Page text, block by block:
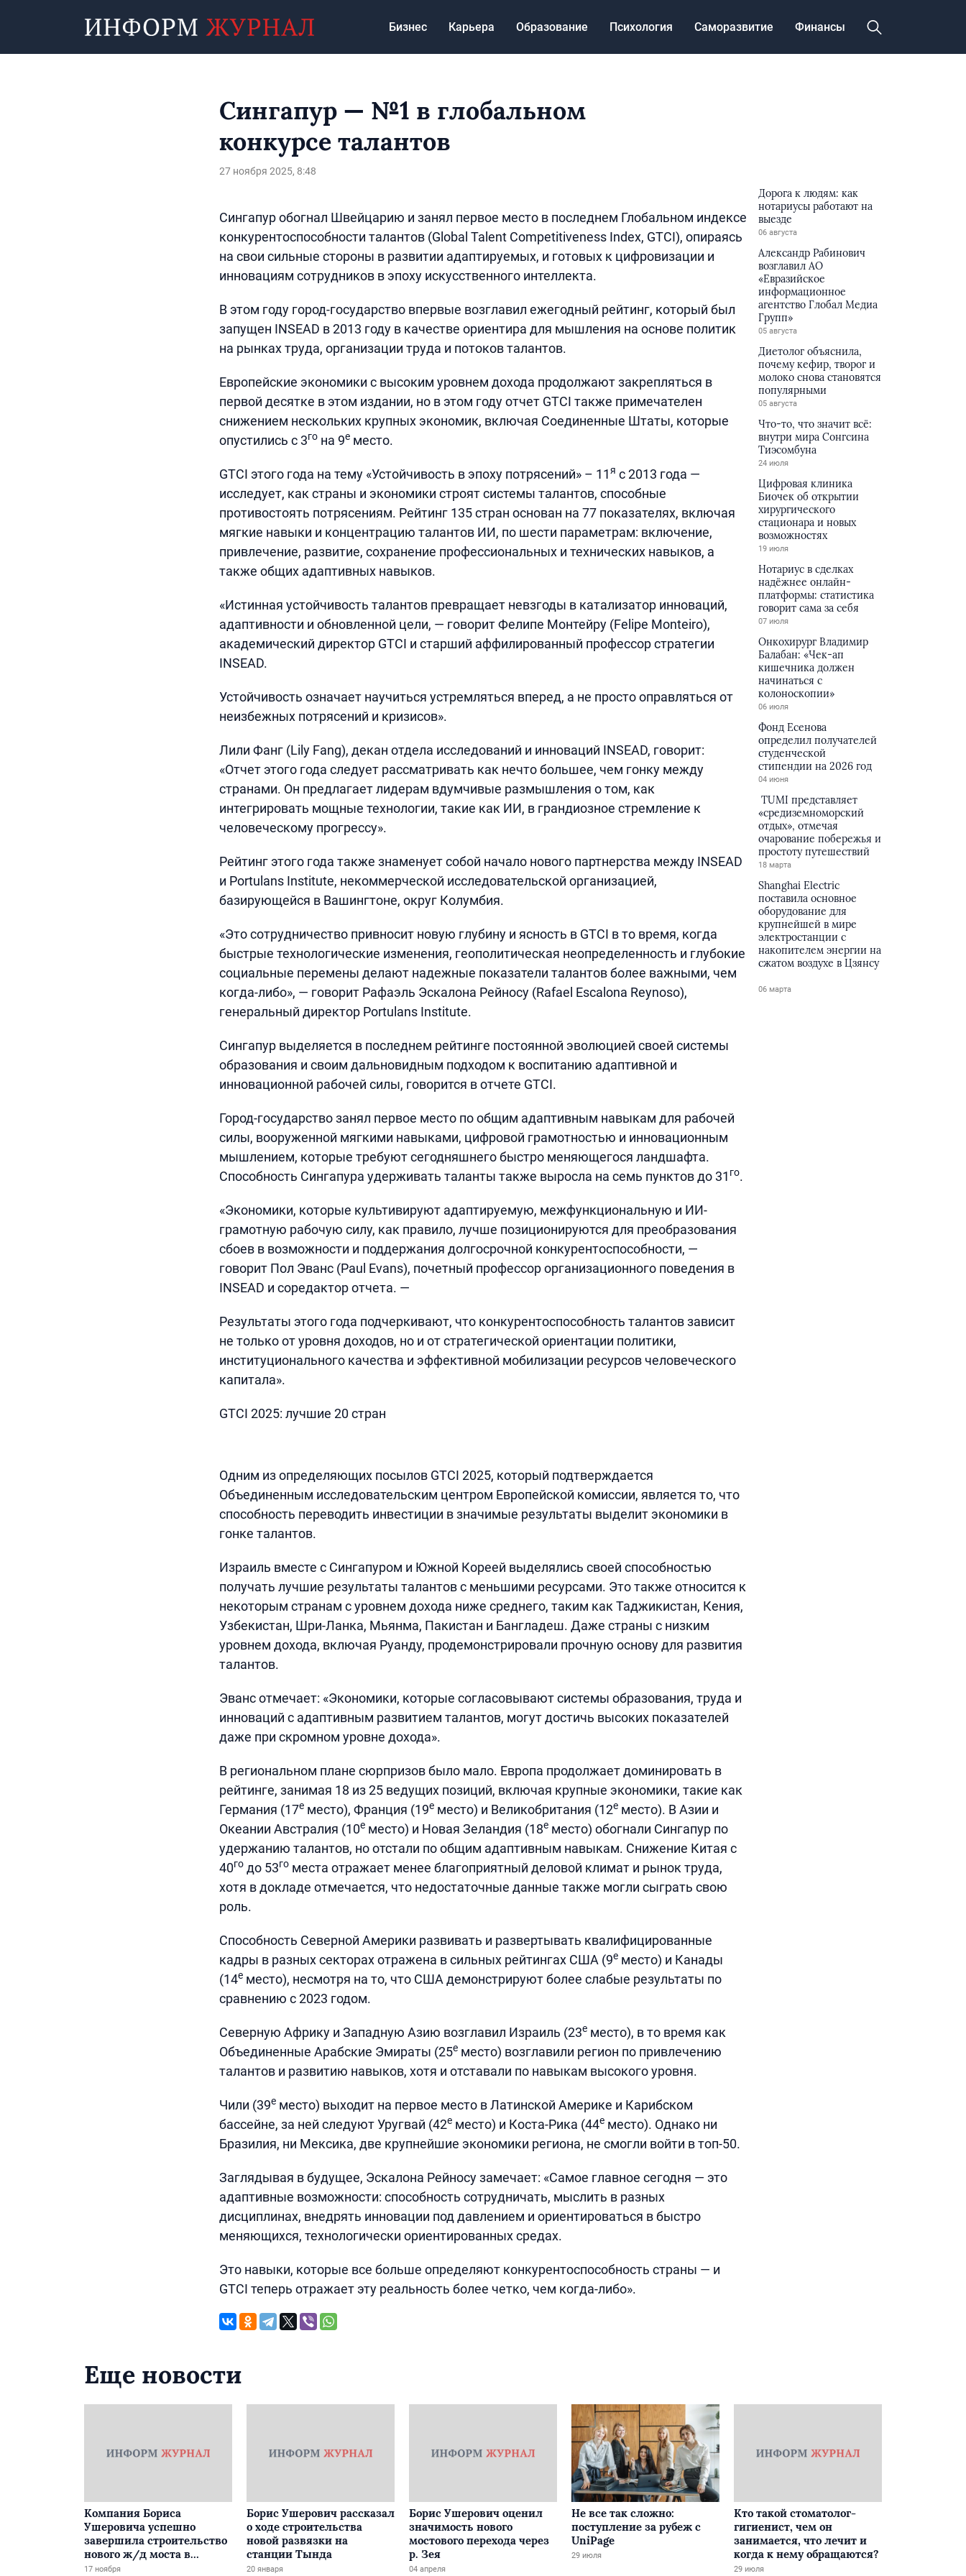
Бизнес Карьера Образование Психология Саморазвитие Финансы
Сингапур — №1 в глобальном
конкурсе талантов
27 ноября 2025, 8:48
Сингапур обогнал Швейцарию и занял первое место в последнем Глобальном индексе
конкурентоспособности талантов (Global Talent Competitiveness Index, GTCI), опираясь
на свои сильные стороны в развитии адаптируемых, и готовых к цифровизации и
инновациям сотрудников в эпоху искусственного интеллекта.
В этом году город-государство впервые возглавил ежегодный рейтинг, который был
запущен INSEAD в 2013 году в качестве ориентира для мышления на основе политик
на рынках труда, организации труда и потоков талантов.
Европейские экономики с высоким уровнем дохода продолжают закрепляться в
первой десятке в этом издании, но в этом году отчет GTCI также примечателен
снижением нескольких крупных экономик, включая Соединенные Штаты, которые
опустились с 3гона 9еместо.
GTCI этого года на тему «Устойчивость в эпоху потрясений» – 11я с 2013 года —
исследует, как страны и экономики строят системы талантов, способные
противостоять потрясениям. Рейтинг 135 стран основан на 77 показателях, включая
мягкие навыки и концентрацию талантов ИИ, по шести параметрам: включение,
привлечение, развитие, сохранение профессиональных и технических навыков, а
также общих адаптивных навыков.
«Истинная устойчивость талантов превращает невзгоды в катализатор инноваций,
адаптивности и обновленной цели, — говорит Фелипе Монтейру (Felipe Monteiro),
академический директор GTCI и старший аффилированный профессор стратегии
INSEAD.
Устойчивость означает научиться устремляться вперед, а не просто оправляться от
неизбежных потрясений и кризисов».
Лили Фанг (Lily Fang), декан отдела исследований и инноваций INSEAD, говорит:
«Отчет этого года следует рассматривать как нечто большее, чем гонку между
странами. Он предлагает лидерам вдумчивые размышления о том, как
интегрировать мощные технологии, такие как ИИ, в грандиозное стремление к
человеческому прогрессу».
Рейтинг этого года также знаменует собой начало нового партнерства между INSEAD
и Portulans Institute, некоммерческой исследовательской организацией,
базирующейся в Вашингтоне, округ Колумбия.
«Это сотрудничество привносит новую глубину и ясность в GTCI в то время, когда
быстрые технологические изменения, геополитическая неопределенность и глубокие
социальные перемены делают надежные показатели талантов более важными, чем
когда-либо», — говорит Рафаэль Эскалона Рейносу (Rafael Escalona Reynoso),
генеральный директор Portulans Institute.
Сингапур выделяется в последнем рейтинге постоянной эволюцией своей системы
образования и своим дальновидным подходом к воспитанию адаптивной и
инновационной рабочей силы, говорится в отчете GTCI.
Город-государство занял первое место по общим адаптивным навыкам для рабочей
силы, вооруженной мягкими навыками, цифровой грамотностью и инновационным
мышлением, которые требуют сегодняшнего быстро меняющегося ландшафта.
Способность Сингапура удерживать таланты также выросла на семь пунктов до 31 го.
«Экономики, которые культивируют адаптируемую, межфункциональную и ИИ-
грамотную рабочую силу, как правило, лучше позиционируются для преобразования
сбоев в возможности и поддержания долгосрочной конкурентоспособности, —
говорит Пол Эванс (Paul Evans), почетный профессор организационного поведения в
INSEAD и соредактор отчета. —
Результаты этого года подчеркивают, что конкурентоспособность талантов зависит
не только от уровня доходов, но и от стратегической ориентации политики,
институционального качества и эффективной мобилизации ресурсов человеческого
капитала».
GTCI 2025: лучшие 20 стран
Одним из определяющих посылов GTCI 2025, который подтверждается
Объединенным исследовательским центром Европейской комиссии, является то, что
способность переводить инвестиции в значимые результаты выделит экономики в
гонке талантов.
Израиль вместе с Сингапуром и Южной Кореей выделялись своей способностью
получать лучшие результаты талантов с меньшими ресурсами. Это также относится к
некоторым странам с уровнем дохода ниже среднего, таким как Таджикистан, Кения,
Узбекистан, Шри-Ланка, Мьянма, Пакистан и Бангладеш. Даже страны с низким
уровнем дохода, включая Руанду, продемонстрировали прочную основу для развития
талантов.
Эванс отмечает: «Экономики, которые согласовывают системы образования, труда и
инноваций с адаптивным развитием талантов, могут достичь высоких показателей
даже при скромном уровне дохода».
В региональном плане сюрпризов было мало. Европа продолжает доминировать в
рейтинге, занимая 18 из 25 ведущих позиций, включая крупные экономики, такие как
Германия (17еместо), Франция (19еместо) и Великобритания (12еместо). В Азии и
Океании Австралия (10еместо) и Новая Зеландия (18еместо) обогнали Сингапур по
удержанию талантов, но отстали по общим адаптивным навыкам. Снижение Китая с
40годо 53гоместа отражает менее благоприятный деловой климат и рынок труда,
хотя в докладе отмечается, что недостаточные данные также могли сыграть свою
роль.
Способность Северной Америки развивать и развертывать квалифицированные
кадры в разных секторах отражена в сильных рейтингах США (9еместо) и Канады
(14еместо), несмотря на то, что США демонстрируют более слабые результаты по
сравнению с 2023 годом.
Северную Африку и Западную Азию возглавил Израиль (23еместо), в то время как
Объединенные Арабские Эмираты (25еместо) возглавили регион по привлечению
талантов и развитию навыков, хотя и отставали по навыкам высокого уровня.
Чили (39еместо) выходит на первое место в Латинской Америке и Карибском
бассейне, за ней следуют Уругвай (42еместо) и Коста-Рика (44еместо). Однако ни
Бразилия, ни Мексика, две крупнейшие экономики региона, не смогли войти в топ-50.
Заглядывая в будущее, Эскалона Рейносу замечает: «Самое главное сегодня — это
адаптивные возможности: способность сотрудничать, мыслить в разных
дисциплинах, внедрять инновации под давлением и ориентироваться в быстро
меняющихся, технологически ориентированных средах.
Это навыки, которые все больше определяют конкурентоспособность страны — и
GTCI теперь отражает эту реальность более четко, чем когда-либо».
Дорога к людям: как
нотариусы работают на
выезде
06 августа
Александр Рабинович
возглавил АО
«Евразийское
информационное
агентство Глобал Медиа
Групп»
05 августа
Диетолог объяснила,
почему кефир, творог и
молоко снова становятся
популярными
05 августа
Что-то, что значит всё:
внутри мира Сонгсина
Тиэсомбуна
24 июля
Цифровая клиника
Биочек об открытии
хирургического
стационара и новых
возможностях
19 июля
Нотариус в сделках
надёжнее онлайн-
платформы: статистика
говорит сама за себя
07 июля
Онкохирург Владимир
Балабан: «Чек-ап
кишечника должен
начинаться с
колоноскопии»
06 июля
Фонд Есенова
определил получателей
студенческой
стипендии на 2026 год
04 июня
TUMI представляет
«средиземноморский
отдых», отмечая
очарование побережья и
простоту путешествий
18 марта
Shanghai Electric
поставила основное
оборудование для
крупнейшей в мире
электростанции с
накопителем энергии на
сжатом воздухе в Цзянсу
06 марта
Еще новости
Компания Бориса
Ушеровича успешно
завершила строительство
нового ж/д моста в
Забайкалье
17 ноября
Борис Ушерович рассказал
о ходе строительства
новой развязки на
станции Тында
20 января
Борис Ушерович оценил
значимость нового
мостового перехода через
р. Зея
04 апреля
Не все так сложно:
поступление за рубеж с
UniPage
29 июля
Кто такой стоматолог-
гигиенист, чем он
занимается, что лечит и
когда к нему обращаются?
29 июля